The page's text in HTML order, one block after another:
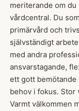
meriterande om
vårdcentral. Du
primärvård och
självständigt
med andra
ansvarstagande,
ett gott bemötande
behov i fokus. Stor
Varmt välkommen